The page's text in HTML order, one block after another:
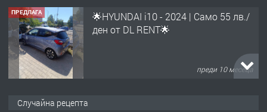
ПРЕДЛАГА
🌟HYUNDAI i10 - 2024 | Само 55 лв./
ден от DL RENT🌟
преди 10 месеца
Случайна рецепта